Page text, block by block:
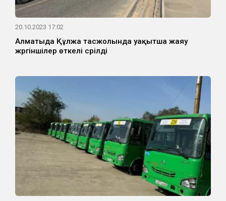
20.10.2023 17:02
Алматыда Құлжа тасжолында уақытша жаяу
жүргіншілер өткелі сүрілді